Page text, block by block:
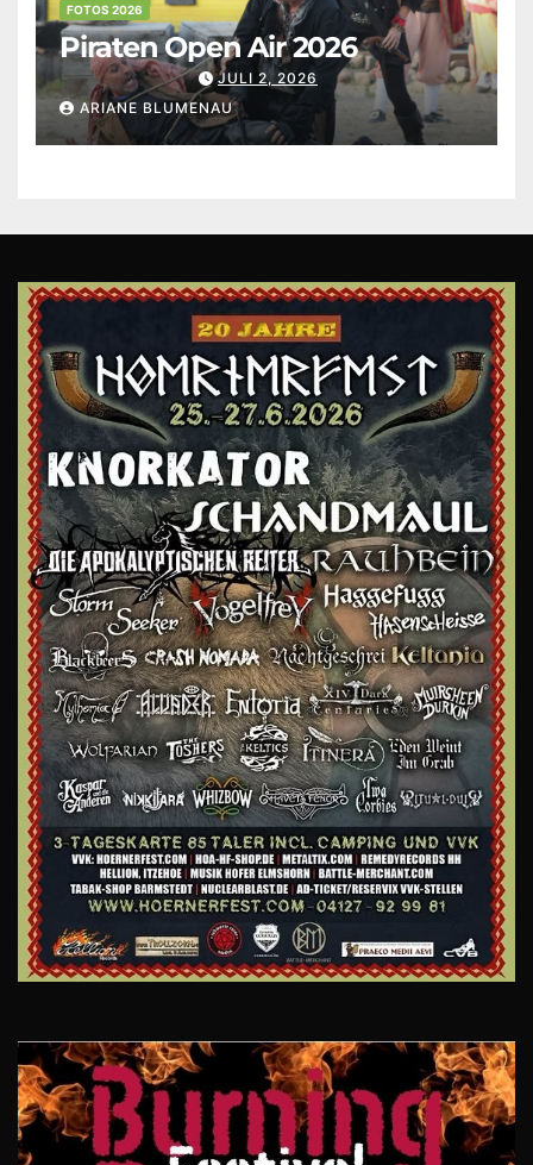
FOTOS 2026
Piraten Open Air 2026
JULI 2, 2026
ARIANE BLUMENAU